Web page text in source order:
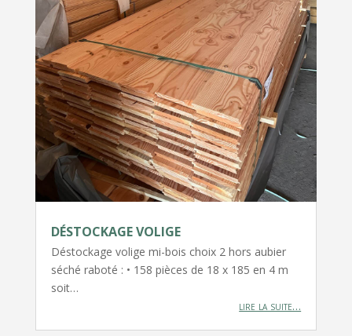
DÉSTOCKAGE VOLIGE
Déstockage volige mi-bois choix 2 hors aubier
séché raboté : • 158 pièces de 18 x 185 en 4 m
soit…
lire la suite…